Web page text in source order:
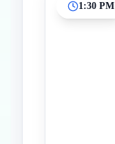
1:30 PM